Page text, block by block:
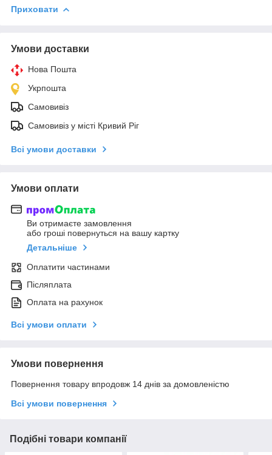
Приховати
Умови доставки
Нова Пошта
Укрпошта
Самовивіз
Самовивіз у місті Кривий Ріг
Всі умови доставки
Умови оплати
Ви отримаєте замовлення
або гроші повернуться на вашу картку
Детальніше
Оплатити частинами
Післяплата
Оплата на рахунок
Всі умови оплати
Умови повернення
Повернення товару впродовж 14 днів за домовленістю
Всі умови повернення
Подібні товари компанії